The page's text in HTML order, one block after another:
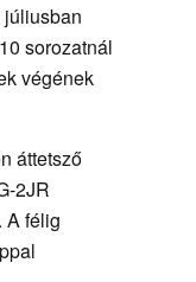
sorozatnál
végének
áttetsző
2JR
A félig